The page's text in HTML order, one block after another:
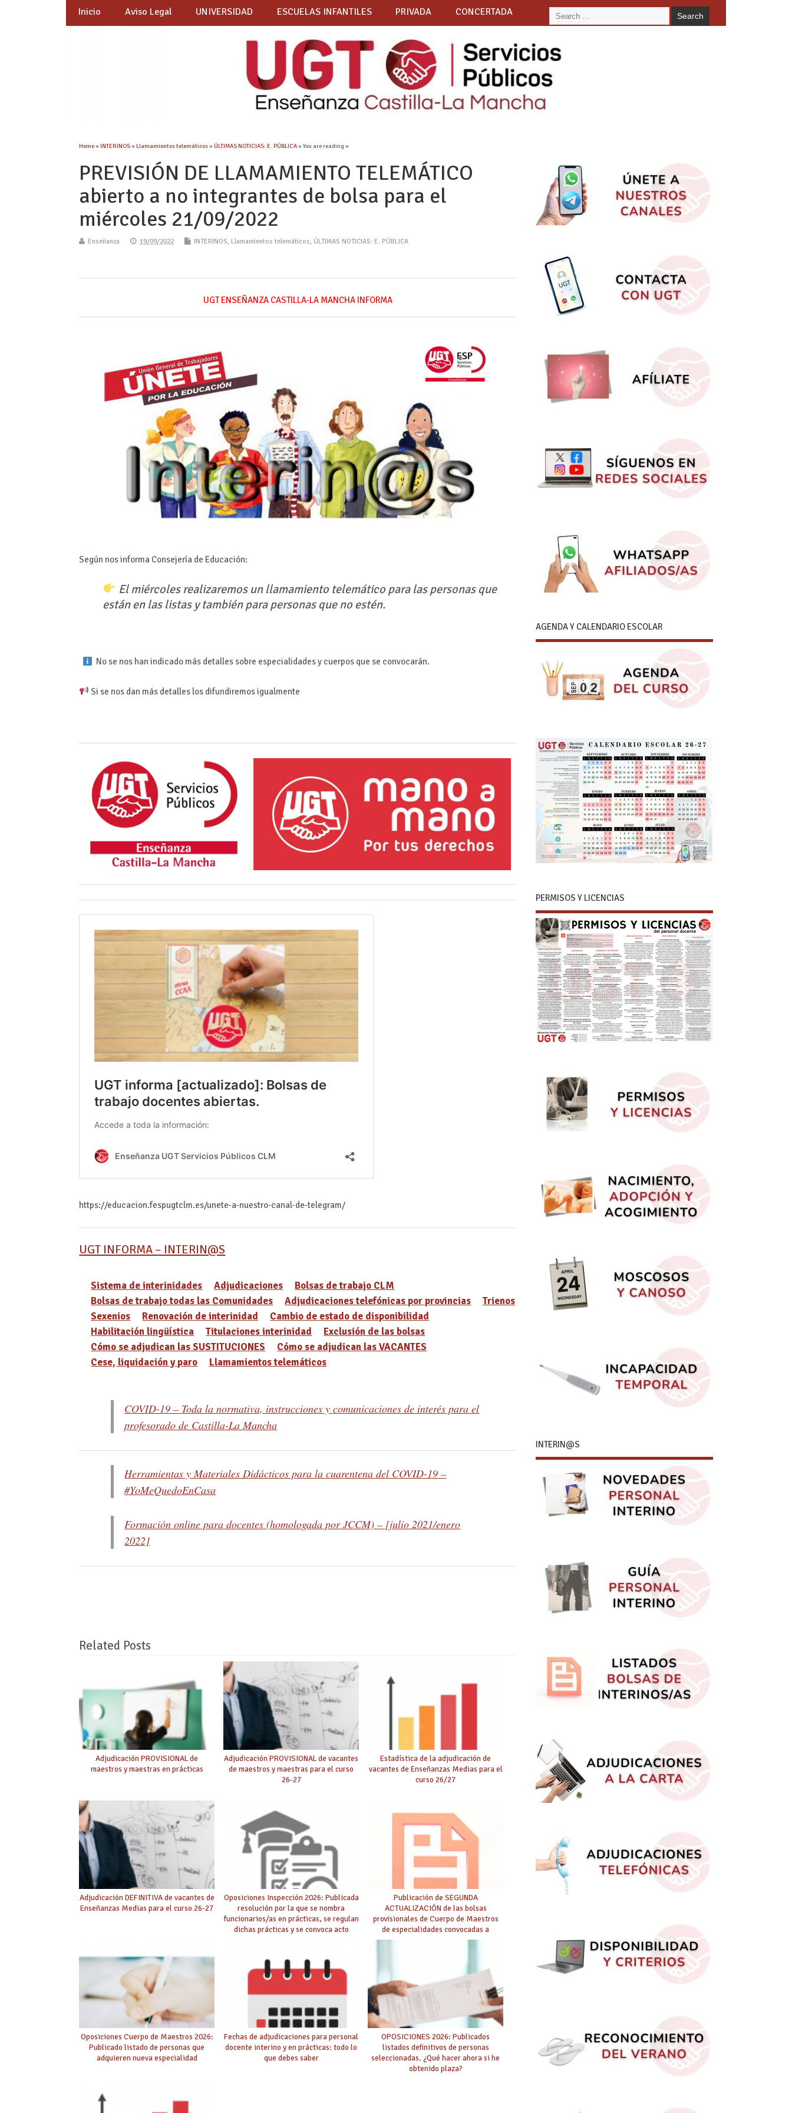
Inicio Aviso Legal UNIVERSIDAD ESCUELAS INFANTILES PRIVADA CONCERTADA
Home»INTERINOS»Llamamientos telemáticos»ÚLTIMAS NOTICIAS: E. PÚBLICA» You are reading »
PREVISIÓN DE LLAMAMIENTO TELEMÁTICO
abierto a no integrantes de bolsa para el
miércoles 21/09/2022
Enseñanza 19/09/2022 INTERINOS, Llamamientos telemáticos, ÚLTIMAS NOTICIAS: E. PÚBLICA
UGT ENSEÑANZA CASTILLA-LA MANCHA INFORMA
Según nos informa Consejería de Educación:
El miércoles realizaremos un llamamiento telemático para las personas que
están en las listas y también para personas que no estén.
No se nos han indicado más detalles sobre especialidades y cuerpos que se convocarán.
Si se nos dan más detalles los difundiremos igualmente
https://educacion.fespugtclm.es/unete-a-nuestro-canal-de-telegram/
UGT INFORMA – INTERIN@S
Sistema de interinidades Adjudicaciones
Bolsas de trabajo CLM
Bolsas de trabajo todas las Comunidades
Adjudicaciones telefónicas por provincias
Trienos
Sexenios
Renovación de interinidad
Cambio de estado de disponibilidad
Habilitación lingüística
Titulaciones interinidad
Exclusión de las bolsas
Cómo se adjudican las SUSTITUCIONES
Cómo se adjudican las VACANTES
Cese, liquidación y paro
Llamamientos telemáticos
COVID-19 – Toda la normativa, instrucciones y comunicaciones de interés para el
profesorado de Castilla-La Mancha
Herramientas y Materiales Didácticos para la cuarentena del COVID-19 –
#YoMeQuedoEnCasa
Formación online para docentes (homologada por JCCM) – [julio 2021/enero
2022]
Related Posts
Adjudicación PROVISIONAL de
maestros y maestras en prácticas
Adjudicación PROVISIONAL de vacantes
de maestros y maestras para el curso
26-27
Estadística de la adjudicación de
vacantes de Enseñanzas Medias para el
curso 26/27
Adjudicación DEFINITIVA de vacantes de
Enseñanzas Medias para el curso 26-27
Oposiciones Inspección 2026: Publicada
resolución por la que se nombra
funcionarios/as en prácticas, se regulan
dichas prácticas y se convoca acto
Publicación de SEGUNDA
ACTUALIZACIÓN de las bolsas
provisionales de Cuerpo de Maestros
de especialidades convocadas a
Oposiciones Cuerpo de Maestros 2026:
Publicado listado de personas que
adquieren nueva especialidad
Fechas de adjudicaciones para personal
docente interino y en prácticas: todo lo
que debes saber
OPOSICIONES 2026: Publicados
listados definitivos de personas
seleccionadas. ¿Qué hacer ahora si he
obtenido plaza?
AGENDA Y CALENDARIO ESCOLAR
PERMISOS Y LICENCIAS
INTERIN@S